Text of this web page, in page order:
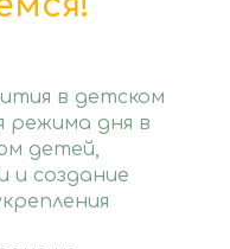
в детском
режима дня в
детей,
и создание